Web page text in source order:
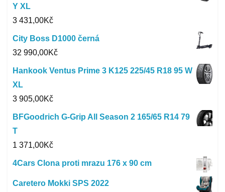
Y XL
3 431,00Kč
City Boss D1000 černá
32 990,00Kč
Hankook Ventus Prime 3 K125 225/45 R18 95 W
XL
3 905,00Kč
BFGoodrich G-Grip All Season 2 165/65 R14 79
T
1 371,00Kč
4Cars Clona proti mrazu 176 x 90 cm
Caretero Mokki SPS 2022